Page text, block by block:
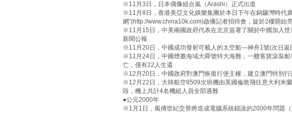
※11月3日，日本偶像組合嵐（Arashi）正式出道
※11月8日，香港美亞文化娛樂集團於本日下午在銅鑼灣時代
網”(http://www.china10k.com)啟播記者招待會，旋於2樓開始
※11月15日，中美兩國政府代表在北京簽署了關於中國加入
新聞公報
※11月20日，中國成功發射可載人的太空船―神舟1號(次日返
※11月24日，中國煙臺海域大舜號特大海難，一艘客貨滾裝
亡，僅有22人生還
※12月20日，中國政府對澳門恢復行使主權，建立澳門特別行
※12月22日，大韓航空8509次班機由英國倫敦飛往意大利米
毀，機上共計4名機組人員全部遇難
●公元2000年
※1月1日，風傳世紀交替將造成電腦系統錯訛的2000年問題（